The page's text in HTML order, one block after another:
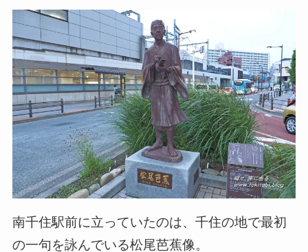
南千住駅前に立っていたのは、千住の地で最初
の一句を詠んでいる松尾芭蕉像。